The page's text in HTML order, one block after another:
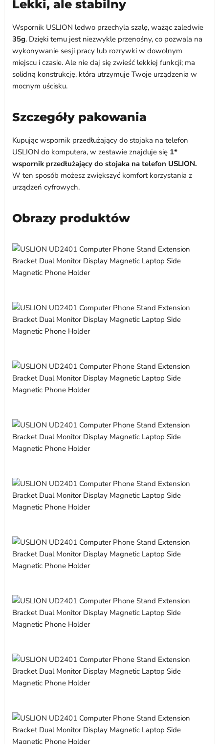
Lekki, ale stabilny
Wspornik USLION ledwo przechyla szalę, ważąc zaledwie
35g. Dzięki temu jest niezwykle przenośny, co pozwala na
wykonywanie sesji pracy lub rozrywki w dowolnym
miejscu i czasie. Ale nie daj się zwieść lekkiej funkcji; ma
solidną konstrukcję, która utrzymuje Twoje urządzenia w
mocnym uścisku.
Szczegóły pakowania
Kupując wspornik przedłużający do stojaka na telefon
USLION do komputera, w zestawie znajduje się 1*
wspornik przedłużający do stojaka na telefon USLION.
W ten sposób możesz zwiększyć komfort korzystania z
urządzeń cyfrowych.
Obrazy produktów